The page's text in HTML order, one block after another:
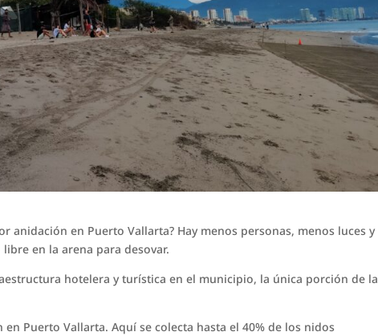
anidación en Puerto Vallarta? Hay menos personas, menos luces y
en la arena para desovar.
hotelera y turística en el municipio, la única porción de la
Puerto Vallarta. Aquí se colecta hasta el 40% de los nidos